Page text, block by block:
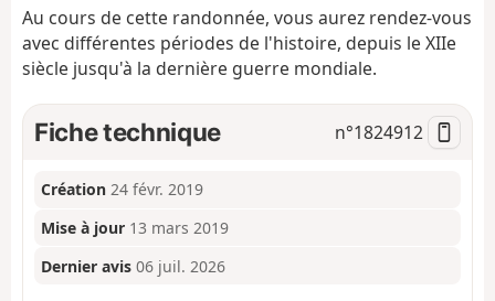
v
i
t
Au cours de cette randonnée, vous aurez rendez-vous
avec différentes périodes de l'histoire, depuis le XIIe
siècle jusqu'à la dernière guerre mondiale.
Fiche technique n°1824912
Création 24 févr. 2019
Mise à jour 13 mars 2019
Dernier avis 06 juil. 2026